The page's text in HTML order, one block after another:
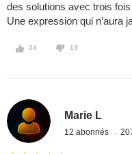
des solutions avec trois
Une expression qui n’aura
24 13
Marie L
12 abonnés